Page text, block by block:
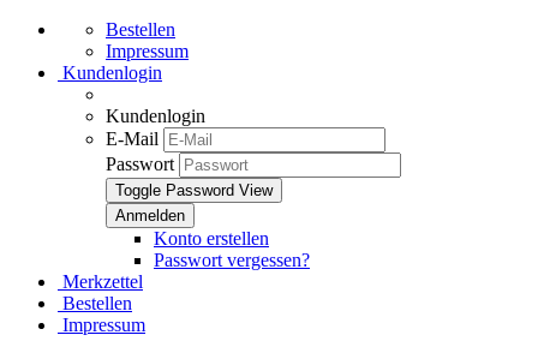
Bestellen
Impressum
Kundenlogin
Kundenlogin
E-Mail
Passwort
Toggle Password View
Konto erstellen
Passwort vergessen?
Merkzettel
Bestellen
Impressum